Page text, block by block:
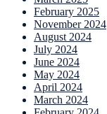
February 2025
November 2024
August 2024
July 2024
June 2024
May 2024
April 2024
March 2024